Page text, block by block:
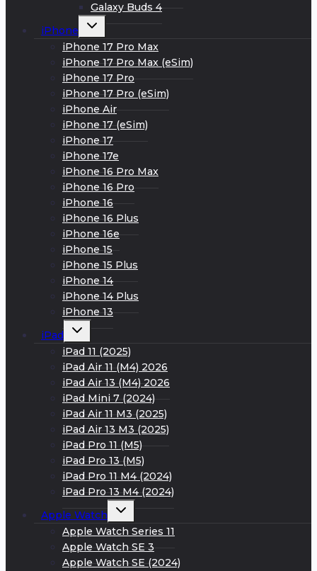
Galaxy Buds 4
iPhone
Развернуть
меню
iPhone 17 Pro Max
iPhone 17 Pro Max (eSim)
iPhone 17 Pro
iPhone 17 Pro (eSim)
iPhone Air
iPhone 17 (eSim)
iPhone 17
iPhone 17e
iPhone 16 Pro Max
iPhone 16 Pro
iPhone 16
iPhone 16 Plus
iPhone 16e
iPhone 15
iPhone 15 Plus
iPhone 14
iPhone 14 Plus
iPhone 13
iPad
Развернуть
меню
iPad 11 (2025)
iPad Air 11 (M4) 2026
iPad Air 13 (M4) 2026
iPad Mini 7 (2024)
iPad Air 11 M3 (2025)
iPad Air 13 M3 (2025)
iPad Pro 11 (M5)
iPad Pro 13 (M5)
iPad Pro 11 M4 (2024)
iPad Pro 13 M4 (2024)
Apple Watch
Развернуть
меню
Apple Watch Series 11
Apple Watch SE 3
Apple Watch SE (2024)